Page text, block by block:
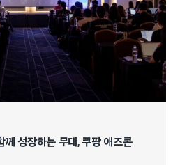
께 성장하는 무대, 쿠팡 애즈콘